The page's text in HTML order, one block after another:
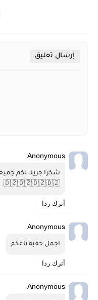
إرسال تعليق
Anonymous
🇩🇿🇩🇿🇩🇿🇩🇿
أترك ردا
Anonymous
اجمل حقبة تاعكم
أترك ردا
Anonymous